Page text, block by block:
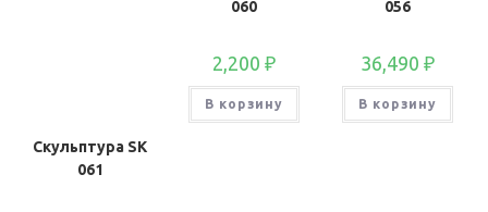
Скульптура SK
061
060
2,200 ₽
В корзину
056
36,490₽
В корзину